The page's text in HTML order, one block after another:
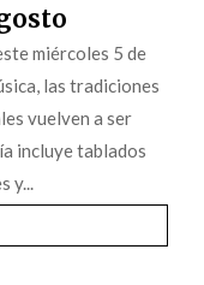
miércoles 5 de
las tradiciones
vuelven a ser
incluye tablados
y...